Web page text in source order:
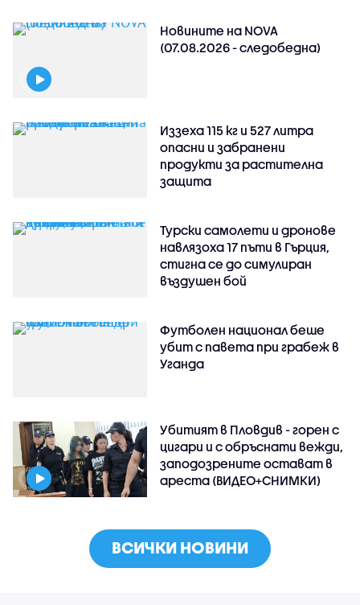
Новините на NOVA
(07.08.2026 - следобедна)
Иззеха 115 кг и 527 литра
опасни и забранени
продукти за растителна
защита
Турски самолети и дронове
навлязоха 17 пъти в Гърция,
стигна се до симулиран
въздушен бой
Футболен национал беше
убит с павета при грабеж в
Уганда
Убитият в Пловдив - горен с
цигари и с обръснати вежди,
заподозрените остават в
ареста (ВИДЕО+СНИМКИ)
ВСИЧКИ НОВИНИ